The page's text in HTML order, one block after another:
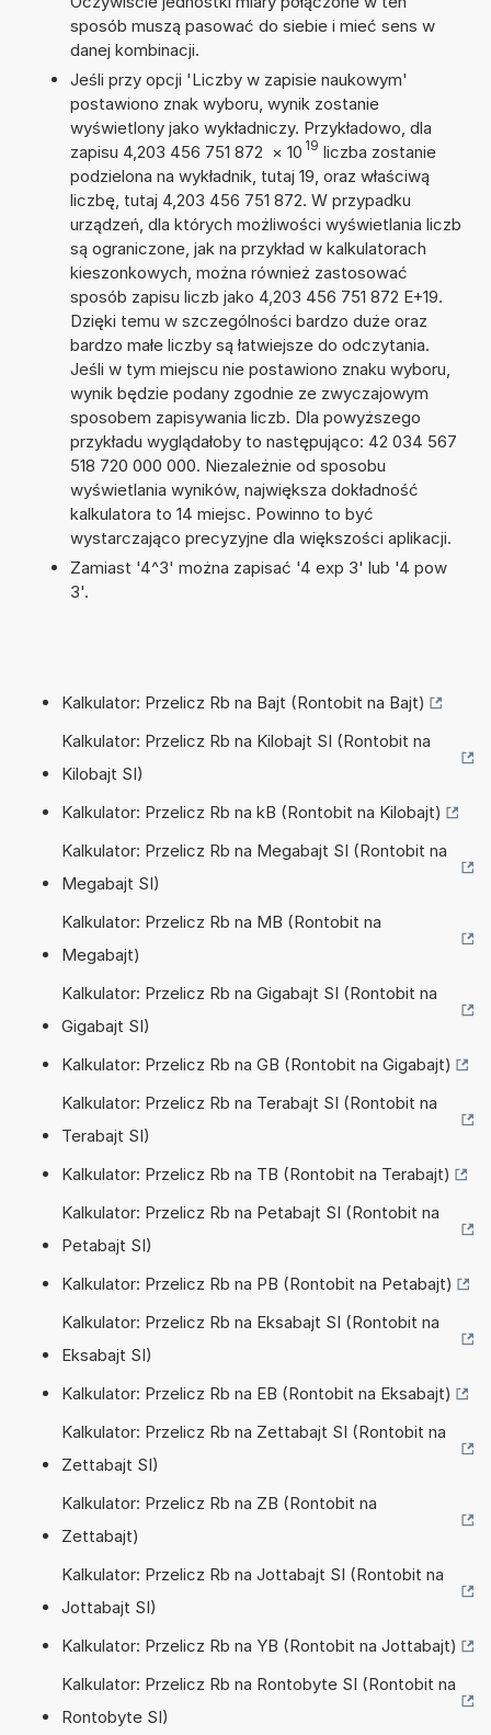
sposób muszą pasować do siebie i mieć sens w
danej kombinacji.
Jeśli przy opcji 'Liczby w zapisie naukowym'
postawiono znak wyboru, wynik zostanie
wyświetlony jako wykładniczy. Przykładowo, dla
zapisu 4,203 456 751 872 × 10 19 liczba zostanie
podzielona na wykładnik, tutaj 19, oraz właściwą
liczbę, tutaj 4,203 456 751 872. W przypadku
urządzeń, dla których możliwości wyświetlania liczb
są ograniczone, jak na przykład w kalkulatorach
kieszonkowych, można również zastosować
sposób zapisu liczb jako 4,203 456 751 872 E+19.
Dzięki temu w szczególności bardzo duże oraz
bardzo małe liczby są łatwiejsze do odczytania.
Jeśli w tym miejscu nie postawiono znaku wyboru,
wynik będzie podany zgodnie ze zwyczajowym
sposobem zapisywania liczb. Dla powyższego
przykładu wyglądałoby to następująco: 42 034 567
518 720 000 000. Niezależnie od sposobu
wyświetlania wyników, największa dokładność
kalkulatora to 14 miejsc. Powinno to być
wystarczająco precyzyjne dla większości aplikacji.
Zamiast '4^3' można zapisać '4 exp 3' lub '4 pow
3'.
Kalkulator: Przelicz Rb na Bajt (Rontobit na Bajt)
Kalkulator: Przelicz Rb na Kilobajt SI (Rontobit na
Kilobajt SI)
Kalkulator: Przelicz Rb na kB (Rontobit na Kilobajt)
Kalkulator: Przelicz Rb na Megabajt SI (Rontobit na
Megabajt SI)
Kalkulator: Przelicz Rb na MB (Rontobit na
Megabajt)
Kalkulator: Przelicz Rb na Gigabajt SI (Rontobit na
Gigabajt SI)
Kalkulator: Przelicz Rb na GB (Rontobit na Gigabajt)
Kalkulator: Przelicz Rb na Terabajt SI (Rontobit na
Terabajt SI)
Kalkulator: Przelicz Rb na TB (Rontobit na Terabajt)
Kalkulator: Przelicz Rb na Petabajt SI (Rontobit na
Petabajt SI)
Kalkulator: Przelicz Rb na PB (Rontobit na Petabajt)
Kalkulator: Przelicz Rb na Eksabajt SI (Rontobit na
Eksabajt SI)
Kalkulator: Przelicz Rb na EB (Rontobit na Eksabajt)
Kalkulator: Przelicz Rb na Zettabajt SI (Rontobit na
Zettabajt SI)
Kalkulator: Przelicz Rb na ZB (Rontobit na
Zettabajt)
Kalkulator: Przelicz Rb na Jottabajt SI (Rontobit na
Jottabajt SI)
Kalkulator: Przelicz Rb na YB (Rontobit na Jottabajt)
Kalkulator: Przelicz Rb na Rontobyte SI (Rontobit na
Rontobyte SI)